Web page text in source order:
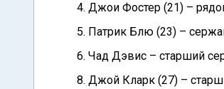
4. Джои Фостер (21) –
5. Патрик Блю (23) –
6. Чад Дэвис – старший
8. Джой Кларк (27) –